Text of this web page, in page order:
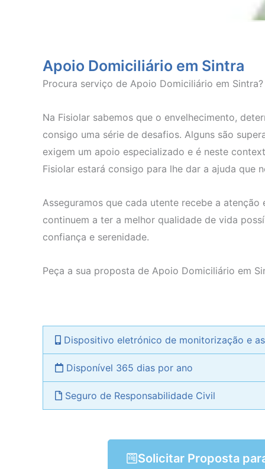
Apoio Domiciliário em Sintra
Procura serviço de Apoio Domiciliário em Sintra?
Na Fisiolar sabemos que o envelhecimento,
consigo uma série de desafios. Alguns são
exigem um apoio especializado e é neste
Fisiolar estará consigo para lhe dar a ajuda que
Asseguramos que cada utente recebe a
continuem a ter a melhor qualidade de vida
confiança e serenidade.
Peça a sua proposta de Apoio Domiciliário em
Dispositivo eletrónico de monitorização e
Disponível 365 dias por ano
Seguro de Responsabilidade Civil
Solicitar Proposta